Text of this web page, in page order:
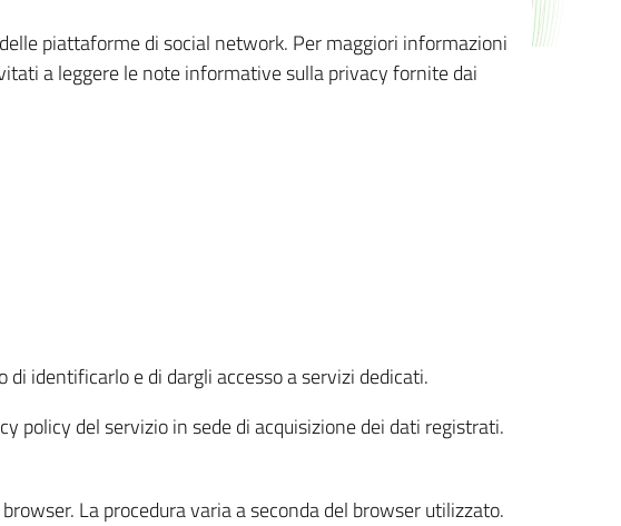
piattaforme di social network. Per maggiori informazioni
a leggere le note informative sulla privacy fornite dai
identificarlo e di dargli accesso a servizi dedicati.
policy del servizio in sede di acquisizione dei dati registrati.
La procedura varia a seconda del browser utilizzato.